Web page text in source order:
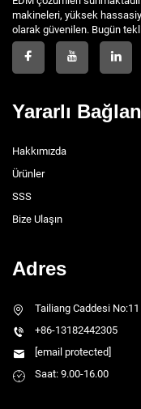
makineleri, yüksek
olarak güvenilen. Bugün
Yararlı
Hakkımızda
Ürünler
SSS
Bize Ulaşın
Adres
Tailiang Caddesi
+86-13182442305
[email protected]
Saat: 9.00-16.00